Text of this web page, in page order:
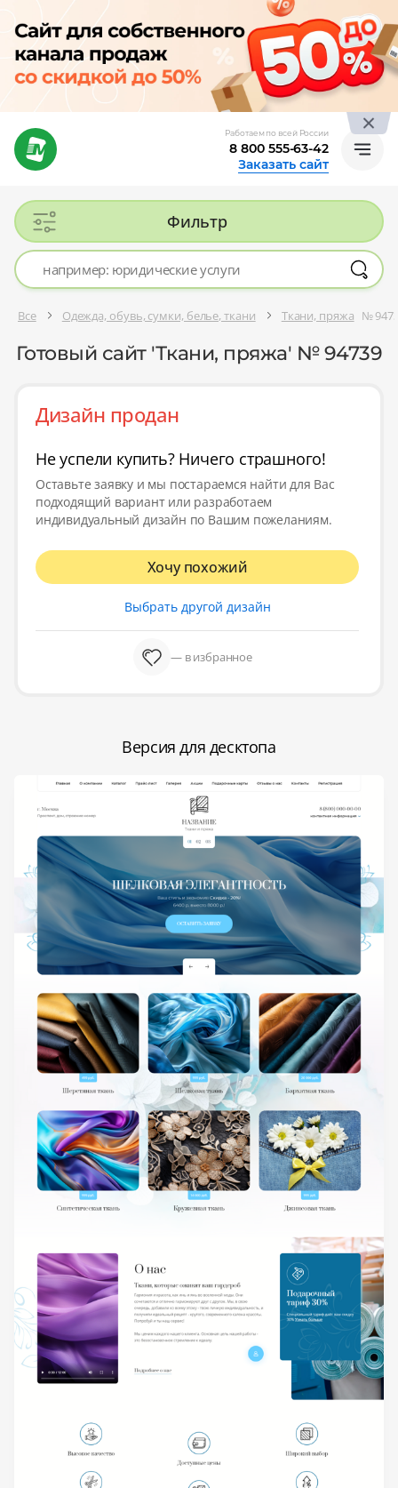
Работаем по всей России
8 800 555-63-42
Заказать сайт
Фильтр
Все Одежда, обувь, сумки, белье, ткани Ткани, пряжа №
Готовый сайт 'Ткани, пряжа' № 94739
Дизайн продан
Не успели купить? Ничего страшного!
Оставьте заявку и мы постараемся найти для Вас
подходящий вариант или разработаем
индивидуальный дизайн по Вашим пожеланиям.
Хочу похожий
Выбрать другой дизайн
— в избранное
Версия для десктопа